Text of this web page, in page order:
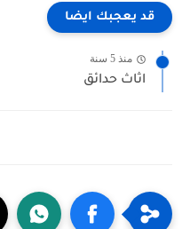
قد يعجبك ايضا
منذ 5 سنة
اثاث حدائق